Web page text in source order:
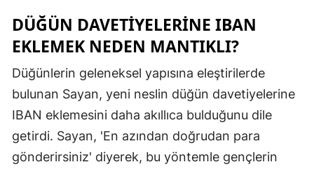
Kayseri
Kırklareli
Kocaeli
DÜĞÜN DAVETIYELERINE IBAN
EKLEMEK NEDEN MANTIKLI?
Düğünlerin geleneksel yapısına eleştirilerde
bulunan Sayan, yeni neslin düğün davetiyelerine
IBAN eklemesini daha akıllıca bulduğunu dile
getirdi. Sayan, 'En azından doğrudan para
gönderirsiniz' diyerek, bu yöntemle gençlerin